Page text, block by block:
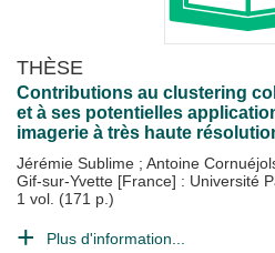
THÈSE
Contributions au clustering
et à ses potentielles
imagerie à très haute
Jérémie Sublime ; Antoine
Gif-sur-Yvette [France] : Université
1 vol. (171 p.)
Plus d'information...